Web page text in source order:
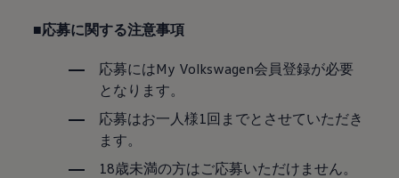
ファイナンシャルサービス
フォルクスワーゲン自動車保険プラス
お支払いシミュレーション
モデル別月々のお支払い例
ライフスタイルに合ったプランをみつける
カスタマーポータル 登録・ログイン
Match Maker 登録・ログイン
補助金・エコカー優遇制度
補助金・エコカー優遇制度
■応募に関する注意事項
応募にはMy Volkswagen会員登録が必要
となります。
応募はお一人様1回までとさせていただき
ます。
18歳未満の方はご応募いただけません。